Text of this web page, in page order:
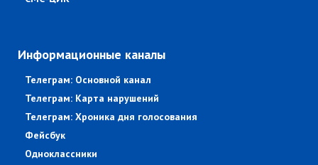
Информационные каналы
Телеграм: Основной канал
Телеграм: Карта нарушений
Телеграм: Хроника дня голосования
Фейсбук
Одноклассники